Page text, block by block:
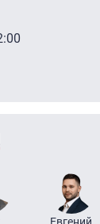
Евгений